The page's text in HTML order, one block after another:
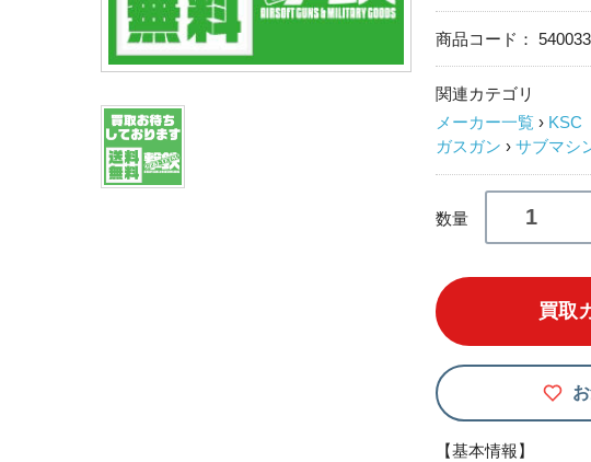
商品コード：
関連カテゴリ
メーカー一覧 › KSC
ガスガン › サブマシ
数量
買取
【基本情報】